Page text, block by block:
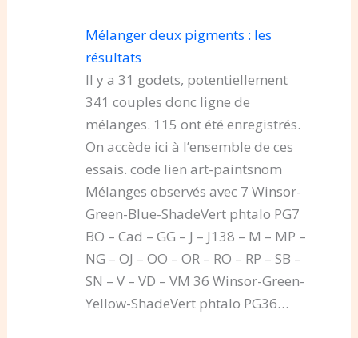
Mélanger deux pigments : les
résultats
Il y a 31 godets, potentiellement
341 couples donc ligne de
mélanges. 115 ont été enregistrés.
On accède ici à l’ensemble de ces
essais. code lien art-paintsnom
Mélanges observés avec 7 Winsor-
Green-Blue-ShadeVert phtalo PG7
BO – Cad – GG – J – J138 – M – MP –
NG – OJ – OO – OR – RO – RP – SB –
SN – V – VD – VM 36 Winsor-Green-
Yellow-ShadeVert phtalo PG36…